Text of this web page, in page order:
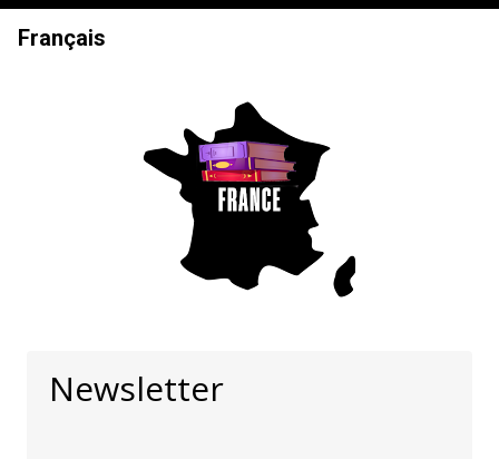
Français
Newsletter